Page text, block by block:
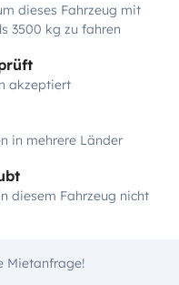
dieses Fahrzeug mit
3500 kg zu fahren
akzeptiert
in mehrere Länder
diesem Fahrzeug nicht
Mietanfrage!